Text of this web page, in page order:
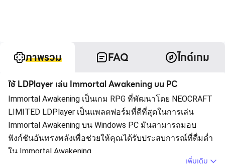
ภาพรวม FAQ ไกด์เกม
ใช้ LDPlayer เล่น Immortal Awakening บน PC
Immortal Awakening เป็นเกม RPG ที่พัฒนาโดย NEOCRAFT
LIMITED LDPlayer เป็นแพลตฟอร์มที่ดีที่สุดในการเล่น
Immortal Awakening บน Windows PC มันสามารถมอบ
ฟังก์ชันอันทรงพลังเพื่อช่วยให้คุณได้รับประสบการณ์ที่ดื่มด่ำ
ใน Immortal Awakening
เพิ่มเติม